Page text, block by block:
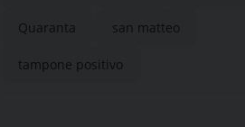
Quaranta san matteo
tampone positivo